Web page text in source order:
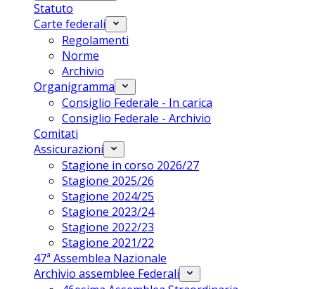
Statuto
Carte federali
Regolamenti
Norme
Archivio
Organigramma
Consiglio Federale - In carica
Consiglio Federale - Archivio
Comitati
Assicurazioni
Stagione in corso 2026/27
Stagione 2025/26
Stagione 2024/25
Stagione 2023/24
Stagione 2022/23
Stagione 2021/22
47ª Assemblea Nazionale
Archivio assemblee Federali